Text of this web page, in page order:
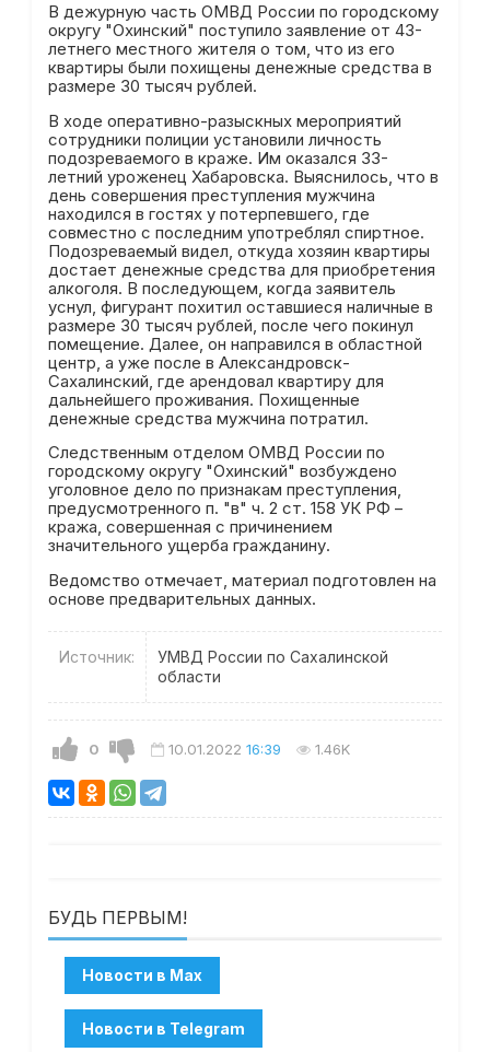
В дежурную часть ОМВД России по городскому
округу "Охинский" поступило заявление от 43-
летнего местного жителя о том, что из его
квартиры были похищены денежные средства в
размере 30 тысяч рублей.
В ходе оперативно-разыскных мероприятий
сотрудники полиции установили личность
подозреваемого в краже. Им оказался 33-
летний уроженец Хабаровска. Выяснилось, что в
день совершения преступления мужчина
находился в гостях у потерпевшего, где
совместно с последним употреблял спиртное.
Подозреваемый видел, откуда хозяин квартиры
достает денежные средства для приобретения
алкоголя. В последующем, когда заявитель
уснул, фигурант похитил оставшиеся наличные в
размере 30 тысяч рублей, после чего покинул
помещение. Далее, он направился в областной
центр, а уже после в Александровск-
Сахалинский, где арендовал квартиру для
дальнейшего проживания. Похищенные
денежные средства мужчина потратил.
Следственным отделом ОМВД России по
городскому округу "Охинский" возбуждено
уголовное дело по признакам преступления,
предусмотренного п. "в" ч. 2 ст. 158 УК РФ –
кража, совершенная с причинением
значительного ущерба гражданину.
Ведомство отмечает, материал подготовлен на
основе предварительных данных.
Источник:
УМВД России по Сахалинской
области
0 10.01.2022 16:39 1.46K
БУДЬ ПЕРВЫМ!